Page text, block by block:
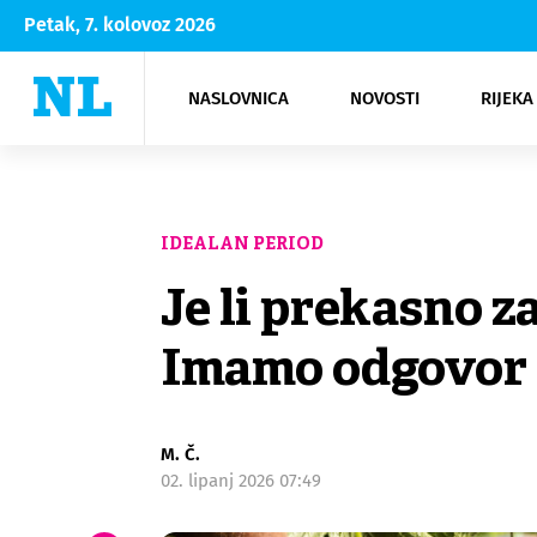
Petak, 7. kolovoz 2026
NASLOVNICA NOVOSTI
Rijeka Opatija
NK
Moda
Kultura
IDEALAN PERIOD
Je li prekasno
Imamo odgovor
M. Č.
02. lipanj 2026 07:49